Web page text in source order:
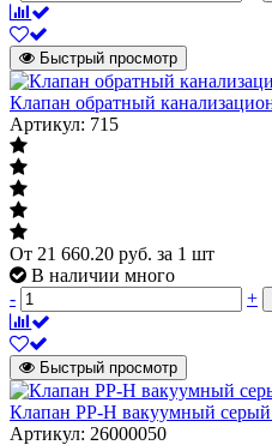
Быстрый просмотр
Клапан обратный
Артикул: 715
От 21 660.20 руб. за 1 шт
В наличии много
-
+
Быстрый просмотр
Клапан PP-H вакуумный
Артикул: 26000050